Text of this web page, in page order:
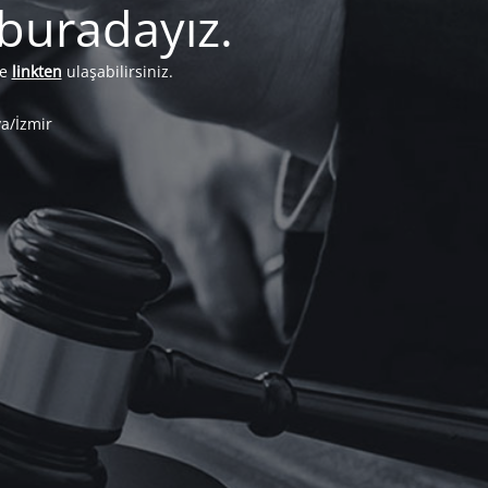
linkten ulaşabilirsiniz.
İzmir